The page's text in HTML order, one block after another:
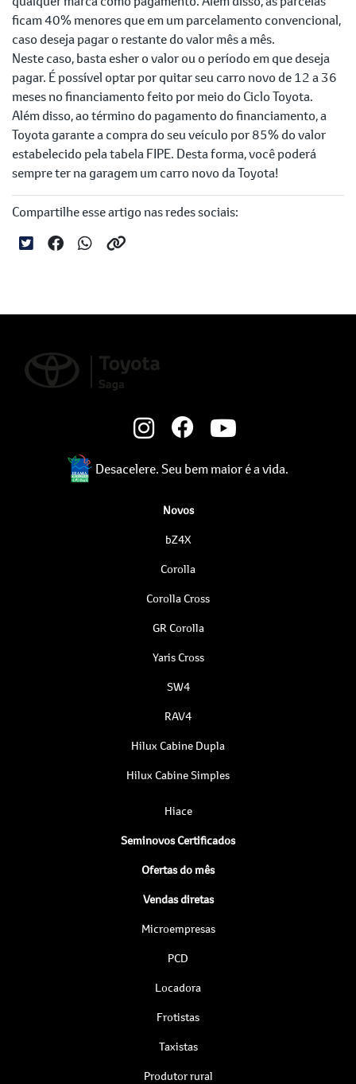
ficam 40% menores que em um parcelamento convencional,
caso deseja pagar o restante do valor mês a mês.
Neste caso, basta esher o valor ou o período em que deseja
pagar. É possível optar por quitar seu carro novo de 12 a 36
meses no financiamento feito por meio do Ciclo Toyota.
Além disso, ao término do pagamento do financiamento, a
Toyota garante a compra do seu veículo por 85% do valor
estabelecido pela tabela FIPE. Desta forma, você poderá
sempre ter na garagem um carro novo da Toyota!
Compartilhe esse artigo nas redes sociais:
Desacelere. Seu bem maior é a vida.
Novos
bZ4X
Corolla
Corolla Cross
GR Corolla
Yaris Cross
SW4
RAV4
Hilux Cabine Dupla
Hilux Cabine Simples
Hiace
Seminovos Certificados
Ofertas do mês
Vendas diretas
Microempresas
PCD
Locadora
Frotistas
Taxistas
Produtor rural